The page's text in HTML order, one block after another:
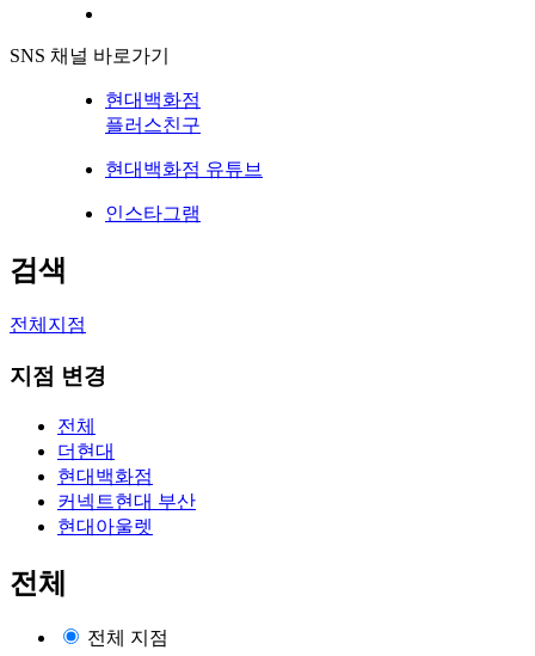
SNS 채널 바로가기
현대백화점
플러스친구
현대백화점 유튜브
인스타그램
검색
전체지점
지점 변경
전체
더현대
현대백화점
커넥트현대 부산
현대아울렛
전체
전체 지점